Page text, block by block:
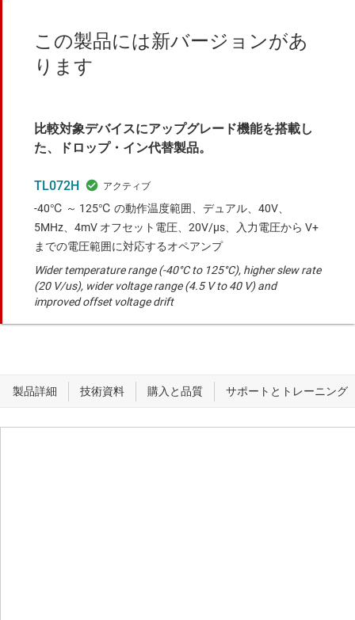
この製品には新バージョンがあ
ります
比較対象デバイスにアップグレード機能を搭載し
た、ドロップ・イン代替製品。
TL072H
-40℃ ～ 125℃ の動作温度範囲、デュアル、40V、
5MHz、4mV オフセット電圧、20V/μs、入力電圧から V+
までの電圧範囲に対応するオペアンプ
Wider temperature range (-40°C to 125°C), higher slew rate
(20 V/us), wider voltage range (4.5 V to 40 V) and
improved offset voltage drift